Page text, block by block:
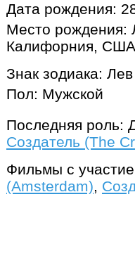
Дата рождения:
Место рождения:
Калифорния, США
Знак зодиака: Лев
Пол: Мужской
Последняя роль:
Создатель (The
Фильмы с
(Amsterdam),